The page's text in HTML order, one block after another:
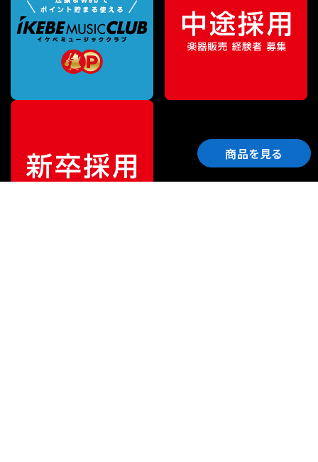
商品を見る